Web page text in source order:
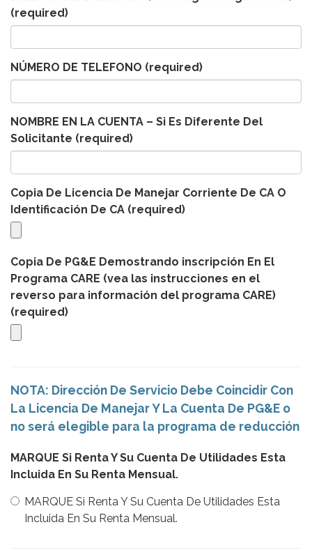
(required)
NÚMERO DE TELEFONO (required)
NOMBRE EN LA CUENTA – Si Es Diferente Del
Solicitante (required)
Copia De Licencia De Manejar Corriente De CA O
Identificación De CA (required)
Copia De PG&E Demostrando inscripción En El
Programa CARE (vea las instrucciones en el
reverso para información del programa CARE)
(required)
NOTA: Dirección De Servicio Debe Coincidir Con
La Licencia De Manejar Y La Cuenta De PG&E o
no será elegible para la programa de reducción
MARQUE Si Renta Y Su Cuenta De Utilidades Esta
Incluida En Su Renta Mensual.
MARQUE Si Renta Y Su Cuenta De Utilidades Esta
Incluida En Su Renta Mensual.